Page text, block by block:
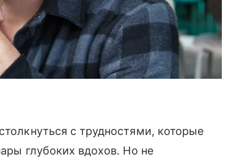
с трудностями, которые
глубоких вдохов. Но не